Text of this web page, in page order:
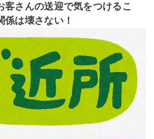
客さんの送迎で気をつけるこ
係は壊さない！